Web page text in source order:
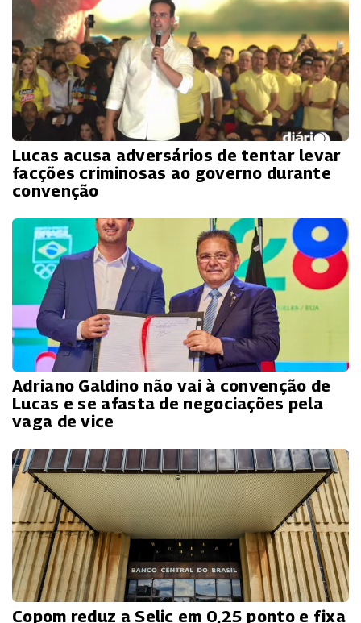
Lucas acusa adversários de tentar levar
facções criminosas ao governo durante
convenção
Adriano Galdino não vai à convenção de
Lucas e se afasta de negociações pela
vaga de vice
Copom reduz a Selic em 0,25 ponto e fixa